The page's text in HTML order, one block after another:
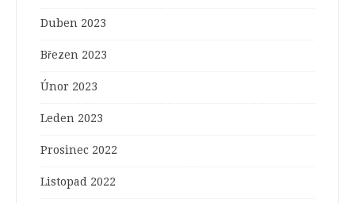
Duben 2023
Březen 2023
Únor 2023
Leden 2023
Prosinec 2022
Listopad 2022